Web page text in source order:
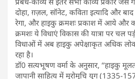
दोहा, ग़ज़ल, सॉनेट, कविता इत्यादि और
रेगा, और हाइकु क्रमशः प्रकाश में आये और
क्रमशः ये विधाएं विकास की यात्रा पर चल
विधाओं में अब हाइकु अपेक्षाकृत अधिक
रहा है।
डॉ0 सत्यभूषण वर्मा के अनुसार, ‘‘हाइकु
जापानी साहित्य में मुरोमुचि युग (1335-